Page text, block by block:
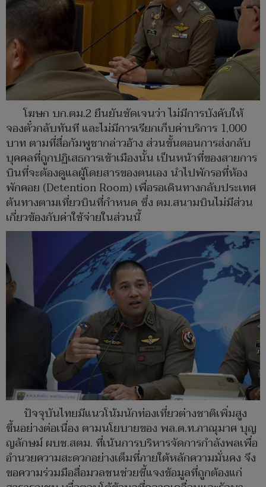
โฆษก บก.ตม.2 ยืนยันชัดเจนว่า ไม่มีการบังคับให้
จองตั๋วกลับทันที และไม่มีการเรียกเก็บค่าบริการ 1,000
บาท ตามที่สื่อกัมพูชากล่าวอ้าง ส่วนขั้นตอนการส่งกลับ
บุคคลที่ถูกปฏิเสธการเข้าเมืองนั้น เป็นหน้าที่ของสายการ
บินที่จะต้องดูแลผู้โดยสารของตนเอง นำไปพักรอที่ห้อง
พักคอย (Detention Room) เพื่อรอเดินทางกลับประเทศ
ต้นทางตามเที่ยวบินที่กำหนด ซึ่ง ตม.สนามบินไม่มีส่วน
เกี่ยวข้องกับค่าใช้จ่ายในส่วนนี้
ปัจจุบันไทยมีแนวโน้มนักท่องเที่ยวต่างชาติเพิ่มสูง
ขึ้นอย่างต่อเนื่อง ตามนโยบายของ พล.ต.ท.ภาณุมาศ บุญ
ญลักษม์ ผบช.สตม. ที่เน้นการบริหารจัดการกำลังพลเพื่อ
อำนวยความสะดวกอย่างเต็มที่ภายใต้หลักความมั่นคง จึง
ขอความร่วมมือสื่อมวลชนช่วยชี้แจงข้อมูลที่ถูกต้องแก่